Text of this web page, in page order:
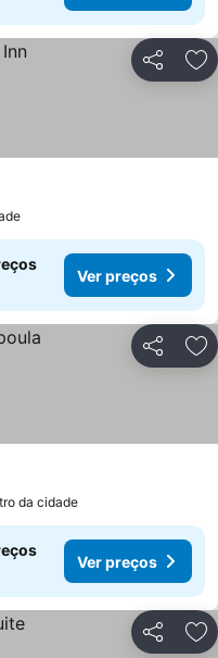
Partilhar
Ver preços
Partilhar
da cidade
Ver preços
Partilhar